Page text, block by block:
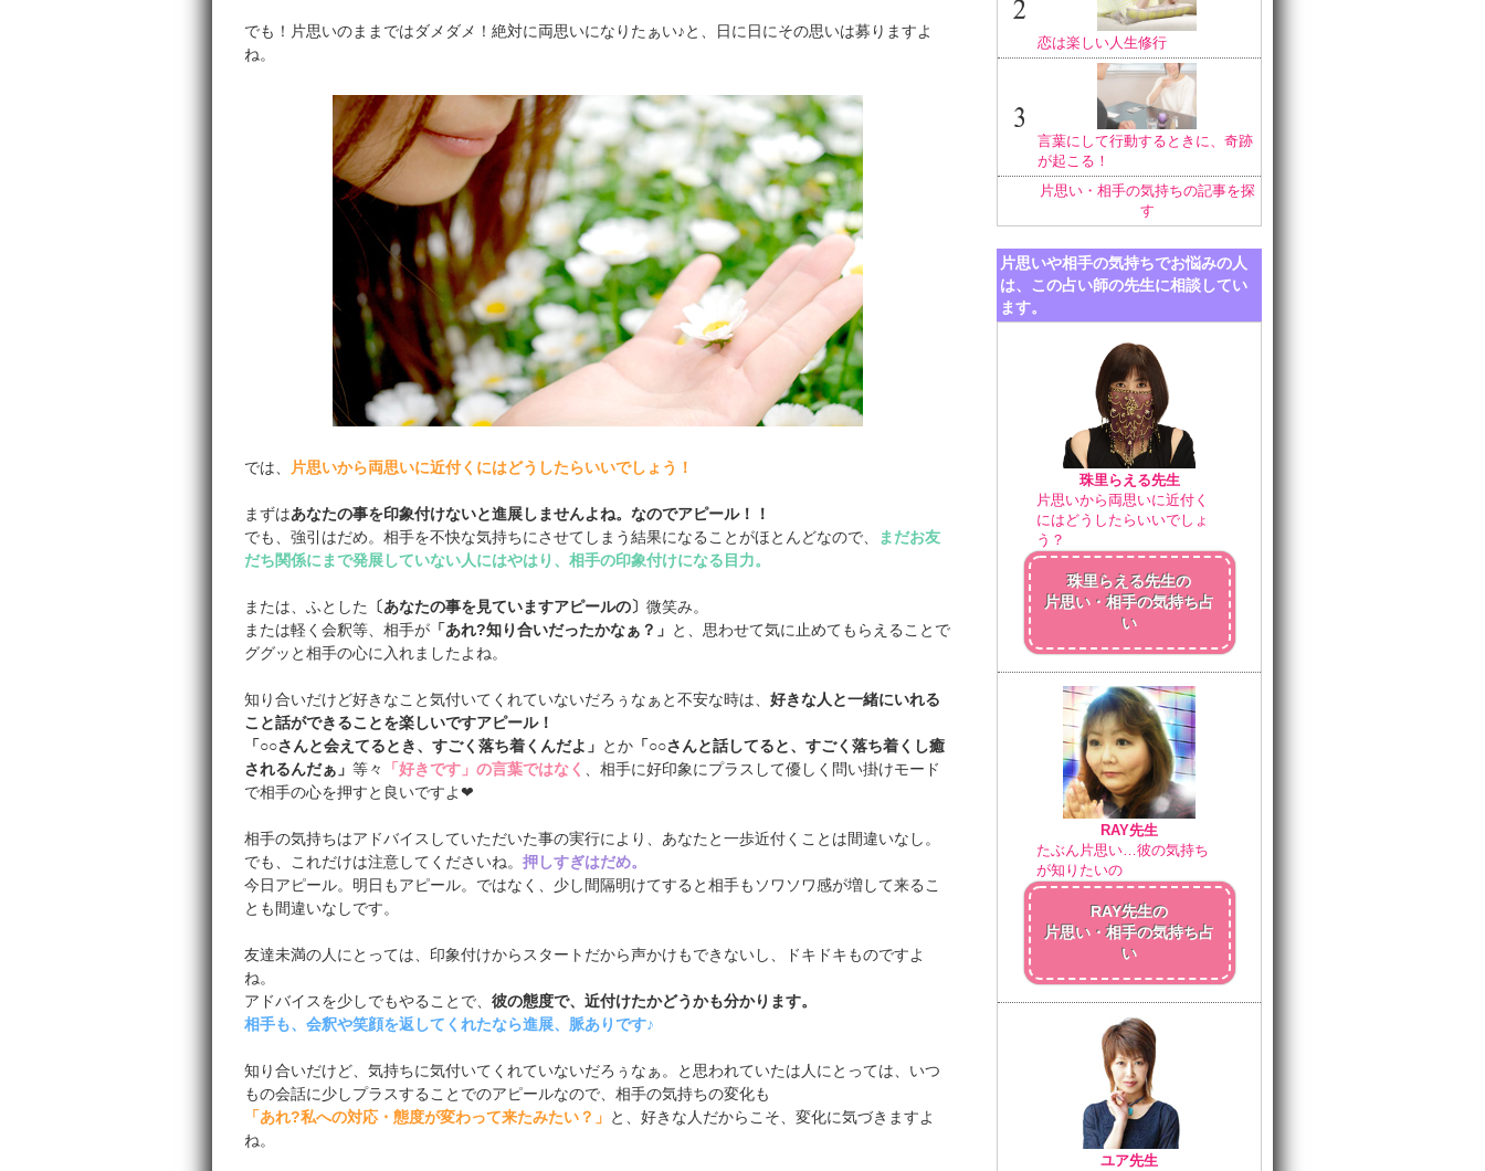
でも！片思いのままではダメダメ！絶対に両思いになりたぁい♪と、日に日にその思いは募りますよ
ね。
では、 片思いから両思いに近付くにはどうしたらいいでしょう！
まずはあなたの事を印象付けないと進展しませんよね。なのでアピール！！
でも、強引はだめ。相手を不快な気持ちにさせてしまう結果になることがほとんどなので、
まだお友
だち関係にまで発展していない人にはやはり、相手の印象付けになる目力。
または、ふとした 〔あなたの事を見ていますアピールの〕微笑み。
または軽く会釈等、相手が 「あれ?知り合いだったかなぁ？」 と、思わせて気に止めてもらえることで
ググッと相手の心に入れましたよね。
知り合いだけど好きなこと気付いてくれていないだろぅなぁと不安な時は、好きな人と一緒にいれる
こと話ができることを楽しいですアピール！
「○○さんと会えてるとき、すごく落ち着くんだよ」 とか 「○○さんと話してると、すごく落ち着くし癒
されるんだぁ」等々 「好きです」の言葉ではなく
、相手に好印象にプラスして優しく問い掛けモード
で相手の心を押すと良いですよ❤
相手の気持ちはアドバイスしていただいた事の実行により、あなたと一歩近付くことは間違いなし。
でも、これだけは注意してくださいね。押しすぎはだめ。
今日アピール。明日もアピール。ではなく、少し間隔明けてすると相手もソワソワ感が増して来るこ
とも間違いなしです。
友達未満の人にとっては、印象付けからスタートだから声かけもできないし、ドキドキものですよ
ね。
アドバイスを少しでもやることで、彼の態度で、近付けたかどうかも分かります。
相手も、会釈や笑顔を返してくれたなら進展、脈ありです♪
知り合いだけど、気持ちに気付いてくれていないだろぅなぁ。と思われていたは人にとっては、いつ
もの会話に少しプラスすることでのアピールなので、相手の気持ちの変化も
「あれ?私への対応・態度が変わって来たみたい？」 と、好きな人だからこそ、変化に気づきますよ
ね。
恋は楽しい人生修行
言葉にして行動するときに、奇跡
が起こる！
片思い・相手の気持ちの記事を探
す
片思いや相手の気持ちでお悩みの人
は、この占い師の先生に相談してい
ます。
珠里らえる先生
片思いから両思いに近付く
にはどうしたらいいでしょ
う？
珠里らえる先生の
片思い・相手の気持ち占
い
RAY先生
たぶん片思い…彼の気持ち
が知りたいの
RAY先生の
片思い・相手の気持ち占
い
ユア先生